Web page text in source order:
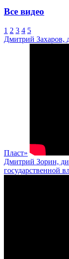
Все видео
1 2 3 4 5
Дмитрий Захаров,
Пласт»
Дмитрий Зорин,
государственной